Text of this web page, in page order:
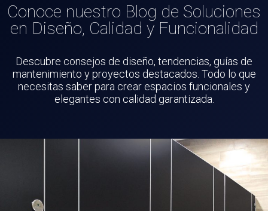
Conoce nuestro Blog de Soluciones
en Diseño, Calidad y Funcionalidad
Descubre consejos de diseño, tendencias, guías de
mantenimiento y proyectos destacados. Todo lo que
necesitas saber para crear espacios funcionales y
elegantes con calidad garantizada.